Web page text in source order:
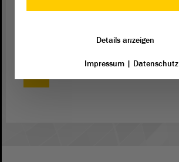
Details anzeigen
Impressum| Datenschutz